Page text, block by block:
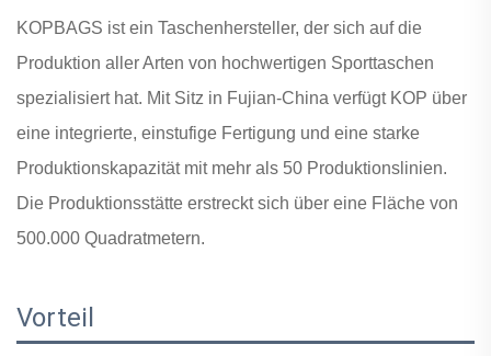
KOPBAGS ist ein Taschenhersteller, der sich auf die
Produktion aller Arten von hochwertigen Sporttaschen
spezialisiert hat. Mit Sitz in Fujian-China verfügt KOP über
eine integrierte, einstufige Fertigung und eine starke
Produktionskapazität mit mehr als 50 Produktionslinien.
Die Produktionsstätte erstreckt sich über eine Fläche von
500.000 Quadratmetern.
Vorteil